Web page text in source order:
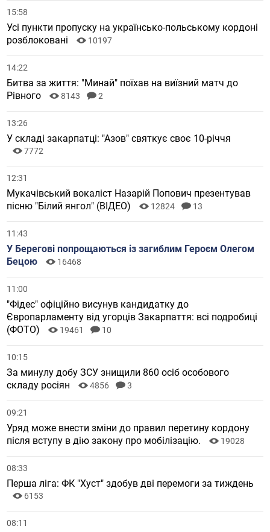
15:58
Усі пункти пропуску на українсько-польському кордоні
розблоковані
10197
14:22
Битва за життя: "Минай" поїхав на виїзний матч до
Рівного
8143 2
13:26
У складі закарпатці: "Азов" святкує своє 10-річчя
7772
12:31
Мукачівський вокаліст Назарій Попович презентував
пісню "Білий янгол" (ВІДЕО)
12824 13
11:43
У Берегові попрощаються із загиблим Героєм Олегом
Бецою
16468
11:00
"Фідес" офіційно висунув кандидатку до
Європарламенту від угорців Закарпаття: всі подробиці
(ФОТО)
19461 10
10:15
За минулу добу ЗСУ знищили 860 осіб особового
складу росіян
4856 3
09:21
Уряд може внести зміни до правил перетину кордону
після вступу в дію закону про мобілізацію.
19028
08:33
Перша ліга: ФК "Хуст" здобув дві перемоги за тиждень
6153
08:11